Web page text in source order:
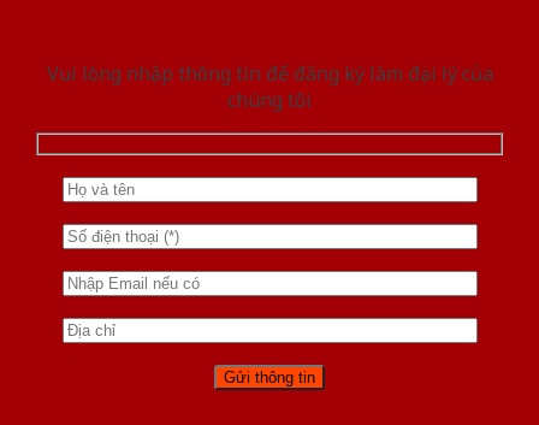
Vui lòng nhập thông tin để đăng ký làm đại lý của
chúng tôi